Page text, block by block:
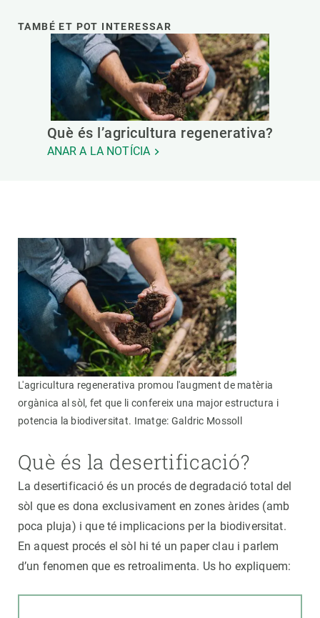
TAMBÉ ET POT INTERESSAR
Què és l’agricultura regenerativa?
ANAR A LA NOTÍCIA
L'agricultura regenerativa promou l'augment de matèria
orgànica al sòl, fet que li confereix una major estructura i
potencia la biodiversitat. Imatge: Galdric Mossoll
Què és la desertificació?
La desertificació és un procés de degradació total del
sòl que es dona exclusivament en zones àrides (amb
poca pluja) i que té implicacions per la biodiversitat.
En aquest procés el sòl hi té un paper clau i parlem
d’un fenomen que es retroalimenta. Us ho expliquem: